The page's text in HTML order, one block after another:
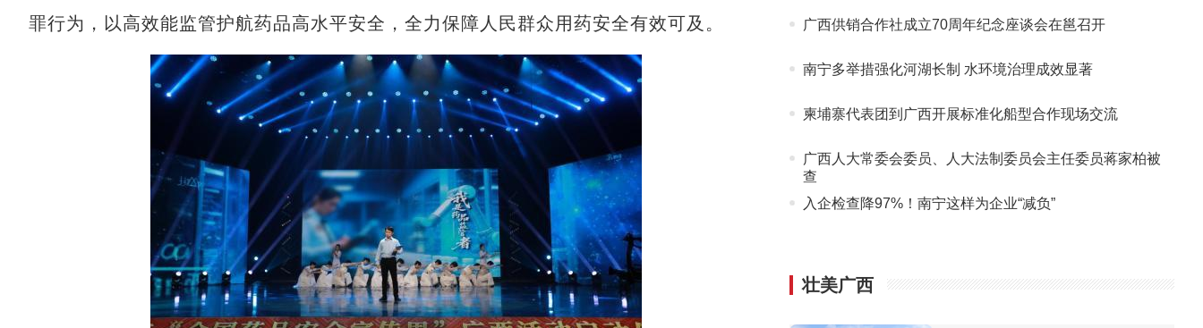
罪行为，以高效能监管护航药品高水平安全，全力保障人民群众用药安全有效可及。
广西供销合作社成立70周年纪念座谈会在邕召开
南宁多举措强化河湖长制 水环境治理成效显著
柬埔寨代表团到广西开展标准化船型合作现场交流
广西人大常委会委员、人大法制委员会主任委员蒋家柏被
查
入企检查降97%！南宁这样为企业“减负”
壮美广西